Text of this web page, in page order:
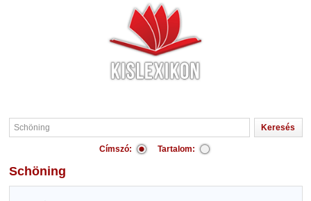
Címszó: Tartalom:
Schöning